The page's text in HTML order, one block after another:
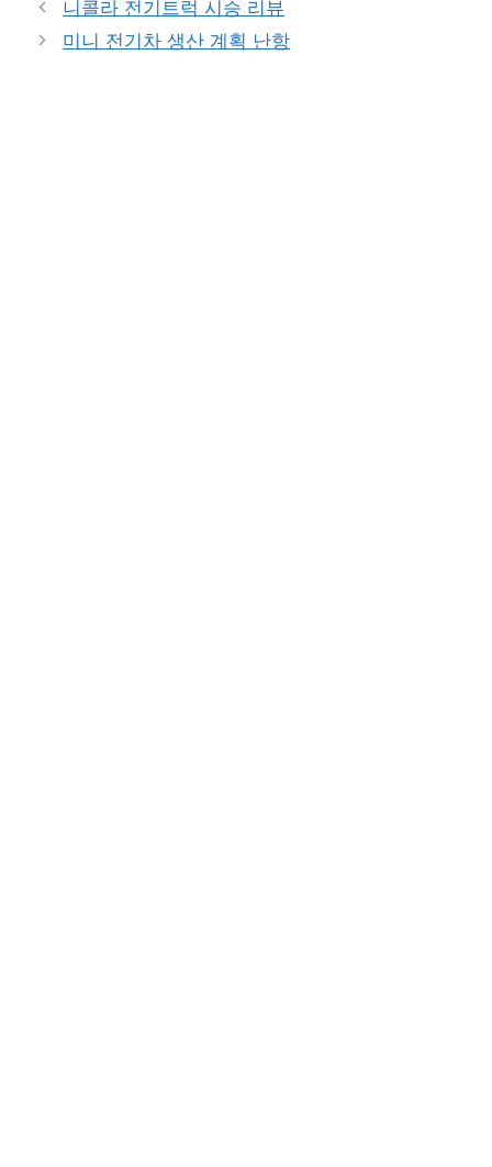
니콜라 전기트럭 시승 리뷰
미니 전기차 생산 계획 난항